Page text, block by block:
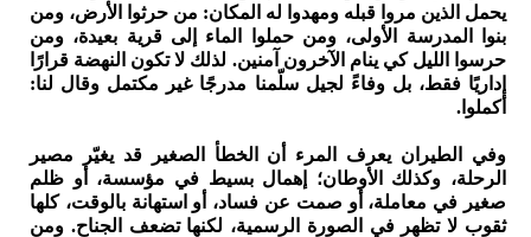
يحمل الذين مروا قبله ومهدوا له المكان: من حرثوا الأرض، ومن
بنوا المدرسة الأولى، ومن حملوا الماء إلى قرية بعيدة، ومن
حرسوا الليل كي ينام الآخرون آمنين. لذلك لا تكون النهضة قرارًا
إداريًا فقط، بل وفاءً لجيل سلّمنا مدرجًا غير مكتمل وقال لنا:
أكملوا.
وفي الطيران يعرف المرء أن الخطأ الصغير قد يغيّر مصير
الرحلة، وكذلك الأوطان؛ إهمال بسيط في مؤسسة، أو ظلم
صغير في معاملة، أو صمت عن فساد، أو استهانة بالوقت، كلها
ثقوب لا تظهر في الصورة الرسمية، لكنها تضعف الجناح. ومن